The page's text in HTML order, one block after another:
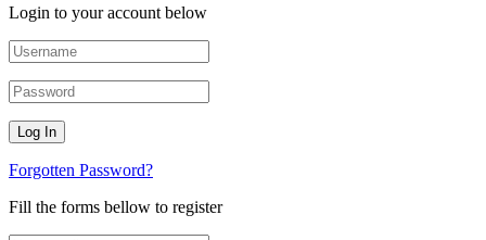
Login to your account below
Forgotten Password?
Fill the forms bellow to register